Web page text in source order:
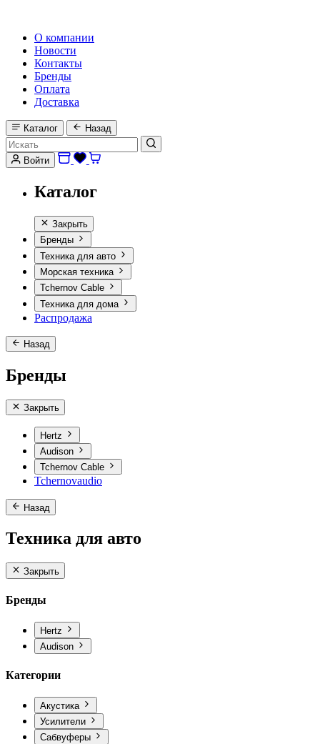
О компании
Новости
Контакты
Бренды
Оплата
Доставка
Каталог Назад
Войти
Каталог
Закрыть
Бренды
Техника для авто
Морская техника
Tchernov Cable
Техника для дома
Распродажа
Назад
Бренды
Закрыть
Hertz
Audison
Tchernov Cable
Tchernovaudio
Назад
Техника для авто
Закрыть
Бренды
Hertz
Audison
Категории
Акустика
Усилители
Сабвуферы